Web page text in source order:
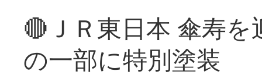
🔴ＪＲ東日本 傘寿
の一部に特別塗装